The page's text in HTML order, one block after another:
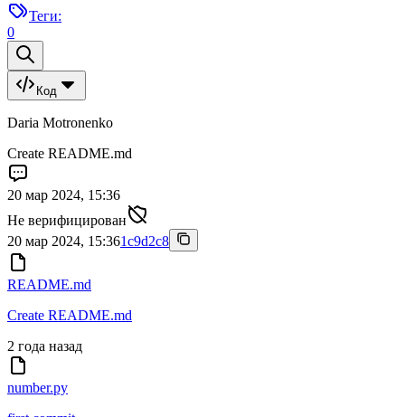
Теги:
0
Код
Daria Motronenko
Create README.md
20 мар 2024, 15:36
Не верифицирован
20 мар 2024, 15:361c9d2c8
README.md
Create README.md
2 года назад
number.py